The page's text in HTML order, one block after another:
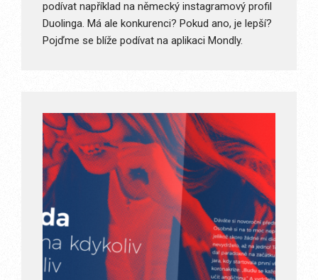
podívat například na německý instagramový profil
Duolinga. Má ale konkurenci? Pokud ano, je lepší?
Pojďme se blíže podívat na aplikaci Mondly.